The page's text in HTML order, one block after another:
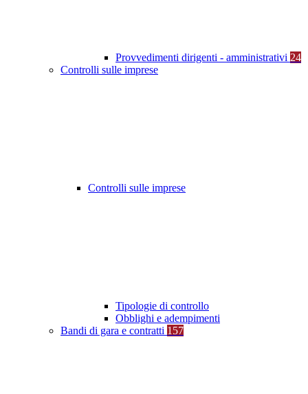
Provvedimenti dirigenti - amministrativi 24
Controlli sulle imprese
Controlli sulle imprese
Tipologie di controllo
Obblighi e adempimenti
Bandi di gara e contratti 157